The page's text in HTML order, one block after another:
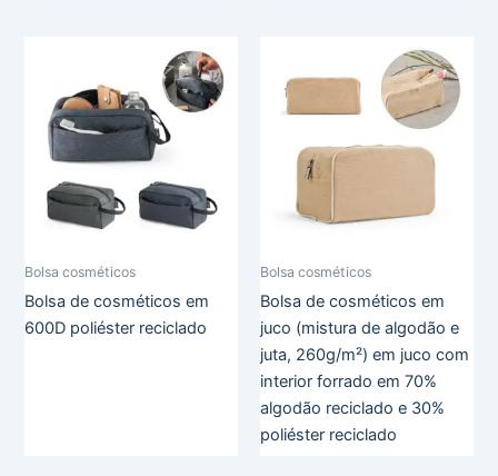
Bolsa cosméticos
Bolsa de cosméticos em
600D poliéster reciclado
Bolsa cosméticos
Bolsa de cosméticos em
juco (mistura de algodão e
juta, 260g/m²) em juco com
interior forrado em 70%
algodão reciclado e 30%
poliéster reciclado